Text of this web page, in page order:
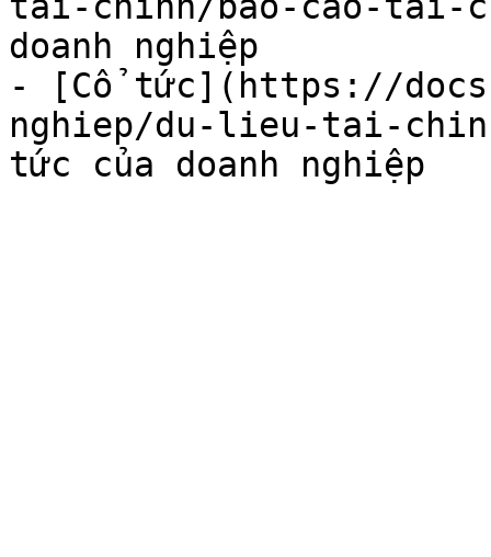
doanh nghiệp
- [Cổ tức](https://
nghiep/du-lieu-tai-